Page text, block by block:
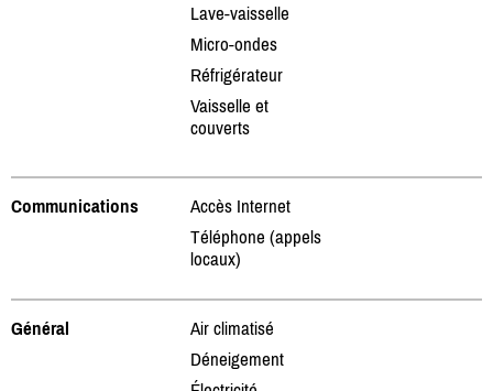
Lave-vaisselle
Micro-ondes
Réfrigérateur
Vaisselle et
couverts
Communications
Accès Internet
Téléphone (appels
locaux)
Général
Air climatisé
Déneigement